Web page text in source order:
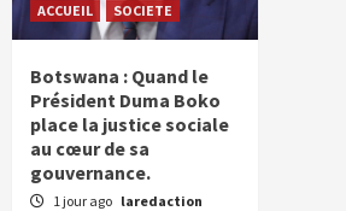
ACCUEIL SOCIETE
Botswana : Quand le
Président Duma Boko
place la justice sociale
au cœur de sa
gouvernance.
1 jour ago laredaction